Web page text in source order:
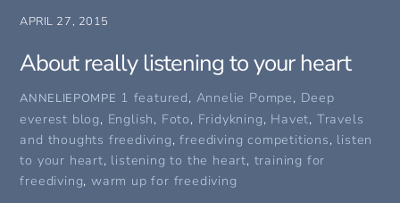
APRIL 27, 2015
About really listening to your heart
ANNELIEPOMPE 1 featured, Annelie Pompe, Deep
everest blog, English, Foto, Fridykning, Havet, Travels
and thoughts freediving,freediving competitions, listen
to your heart, listening to the heart, training for
freediving,warm up for freediving